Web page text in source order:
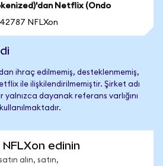
Netflix (Ondo
NFLXon
ihraç edilmemiş, desteklenmemiş,
ile ilişkilendirilmemiştir. Şirket adı
dayanak referans varlığını
edinin
alın, satın,